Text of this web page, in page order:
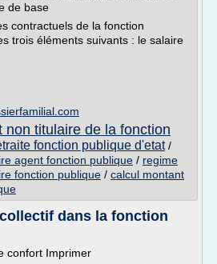
de base
contractuels de la fonction
trois éléments suivants : le salaire
non titulaire de la fonction
fonction publique d'etat/
agent fonction publique / regime
fonction publique / calcul montant
dans la fonction
confort Imprimer